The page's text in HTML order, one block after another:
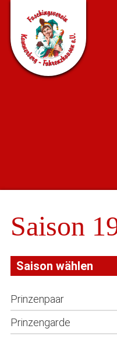
Saison
Saison wählen
Prinzenpaar
Prinzengarde